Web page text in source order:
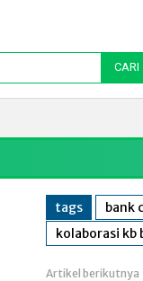
CARI
tags bank
kolaborasi kb
Artikel berikutnya